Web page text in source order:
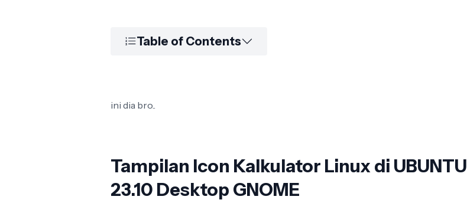
Table of Contents
ini dia bro..
Tampilan Icon Kalkulator Linux di UBUNTU
23.10 Desktop GNOME